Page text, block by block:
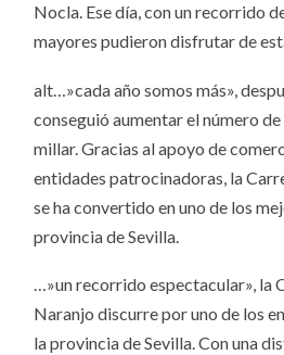
Nocla. Ese día, con un recorrido
mayores pudieron disfrutar de
alt…»cada año somos más»,
conseguió aumentar el número
millar. Gracias al apoyo de
entidades patrocinadoras, la
se ha convertido en uno de los
provincia de Sevilla.
…»un recorrido espectacular», la
Naranjo discurre por uno de los
la provincia de Sevilla. Con una